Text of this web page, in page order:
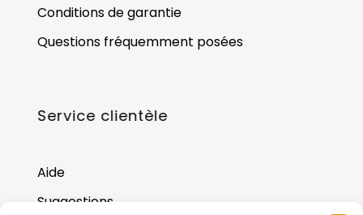
Conditions de garantie
Questions fréquemment posées
Service clientèle
Aide
Suggestions